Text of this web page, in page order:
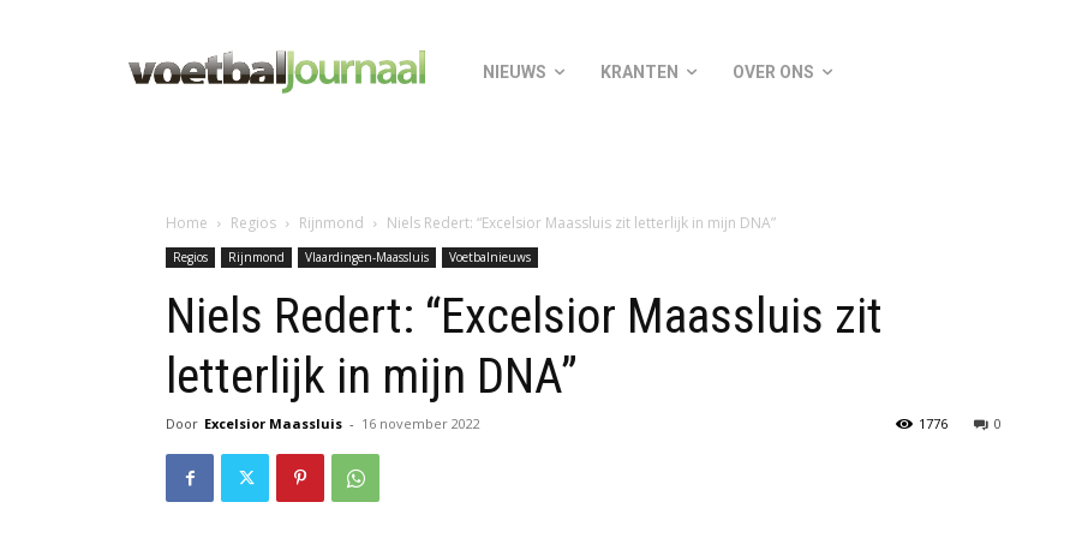
NIEUWS KRANTEN OVER ONS
Home Regios Rijnmond Niels Redert: “Excelsior Maassluis zit letterlijk in mijn DNA”
Regios Rijnmond Vlaardingen-Maassluis Voetbalnieuws
Niels Redert: “Excelsior Maassluis zit
letterlijk in mijn DNA”
Door Excelsior Maassluis - 16 november 2022 0
1776